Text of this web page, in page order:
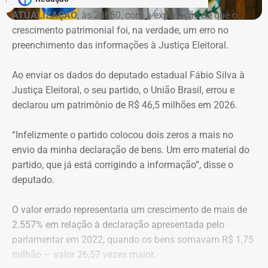
Imóvel de Eduardo Bolsonaro será leiloado por um valor 36% menor ao que
O apartamento que vai à leilão fica na Avenida Pasteu e
tem cerca de 101 metros quadrados. O imóvel se
Baía de Guanabara.
A Caixa Econômica tentou intimar pessoalmente o ex-
deputado federal. Mas como não conseguiu localizá-lo,
dias 5, 6 e 7 de novembro de 2025, concedendo o prazo
legal para regularização da dívida. Posteriormente, a
propriedade foi consolidada em nome da Caixa em 30 de
março de 2026 por causa da falta de pagamento.
ATUALIZAÇÃO, às 20h50, com a explicação de que o
crescimento patrimonial foi, na verdade, um erro no
preenchimento das informações à Justiça Eleitoral.
Ao enviar os dados do deputado estadual Fábio Silva à
Justiça Eleitoral, o seu partido, o União Brasil, errou e
declarou um patrimônio de R$ 46,5 milhões em 2026.
“Infelizmente o partido colocou dois zeros a mais no
envio da minha declaração de bens. Um erro material do
partido, que já está corrigindo a informação”, disse o
deputado.
O valor errado representaria um crescimento de mais de
2.557% em relação à declaração apresentada pelo
parlamentar em 2022, quando os bens somavam R$ 1,75
milhão — valor 26,57 vezes maior.